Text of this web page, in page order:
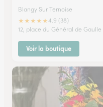
Blangy Sur Ternoise
★★★★★4.9 (38)
12, place du Général de Gaulle
Voir la boutique